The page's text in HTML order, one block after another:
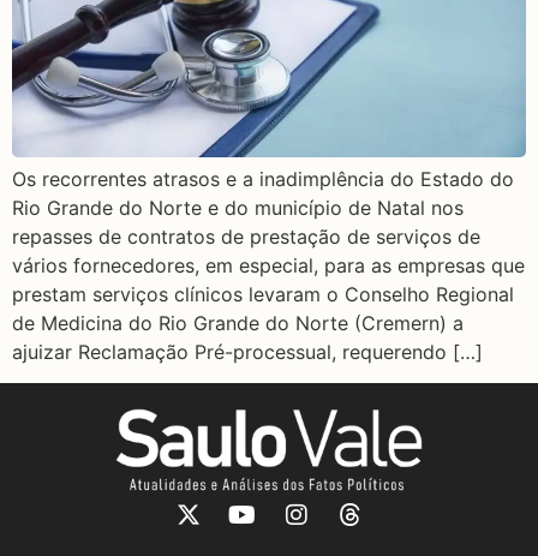
Os recorrentes atrasos e a inadimplência do Estado do
Rio Grande do Norte e do município de Natal nos
repasses de contratos de prestação de serviços de
vários fornecedores, em especial, para as empresas que
prestam serviços clínicos levaram o Conselho Regional
de Medicina do Rio Grande do Norte (Cremern) a
ajuizar Reclamação Pré-processual, requerendo […]